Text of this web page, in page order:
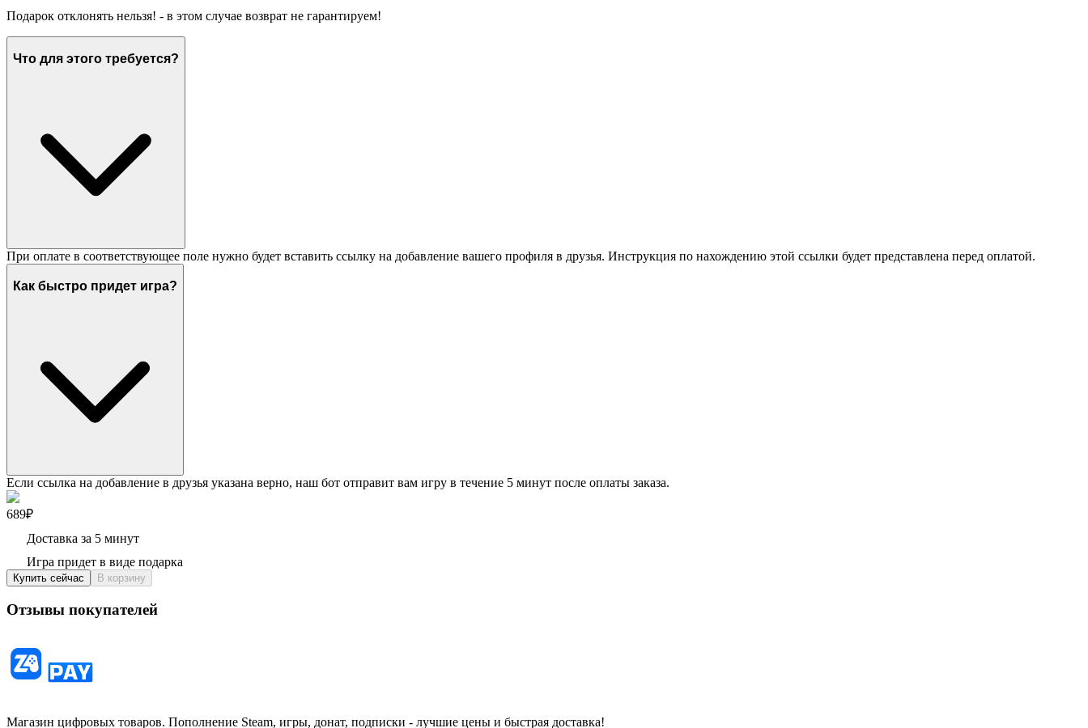
Подарок отклонять нельзя! - в этом случае возврат не гарантируем!
Что для этого требуется?
При оплате в соответствующее поле нужно будет вставить ссылку на добавление вашего профиля в друзья. Инструкция по нахождению этой ссылки будет представлена перед оплатой.
Как быстро придет игра?
Если ссылка на добавление в друзья указана верно, наш бот отправит вам игру в течение 5 минут после оплаты заказа.
689₽
Доставка за 5 минут
Игра придет в виде подарка
Купить сейчас В корзину
Отзывы покупателей
Магазин цифровых товаров. Пополнение Steam, игры, донат, подписки - лучшие цены и быстрая доставка!